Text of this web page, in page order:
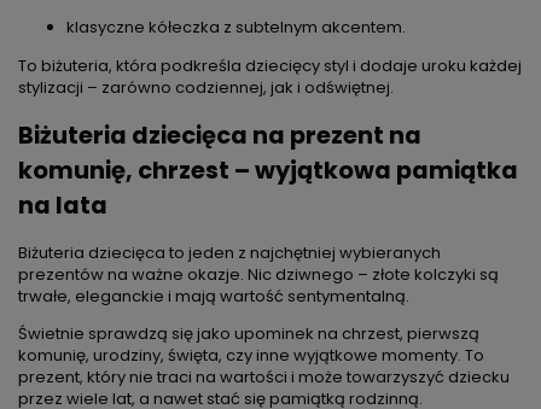
klasyczne kółeczka z subtelnym akcentem.
To biżuteria, która podkreśla dziecięcy styl i dodaje uroku każdej
stylizacji – zarówno codziennej, jak i odświętnej.
Biżuteria dziecięca na prezent na
komunię, chrzest – wyjątkowa pamiątka
na lata
Biżuteria dziecięca to jeden z najchętniej wybieranych
prezentów na ważne okazje. Nic dziwnego – złote kolczyki są
trwałe, eleganckie i mają wartość sentymentalną.
Świetnie sprawdzą się jako upominek na chrzest, pierwszą
komunię, urodziny, święta, czy inne wyjątkowe momenty. To
prezent, który nie traci na wartości i może towarzyszyć dziecku
przez wiele lat, a nawet stać się pamiątką rodzinną.